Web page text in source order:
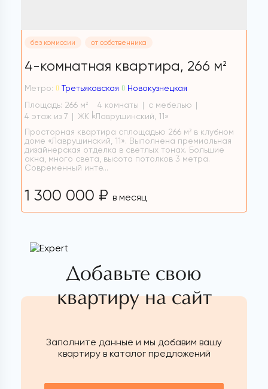
без комиссии от собственника
4-комнатная квартира, 266 м2
Метро: Третьяковская
Новокузнецкая
Площадь: 266 м 2 4 комнаты
с мебелью
4 этаж из 7
ЖК «Лаврушинский, 11»
Просторная квартира сплощадью 266 м² в клубном
доме «Лаврушинский, 11». Выполнена премиальная
дизайнерская отделка в светлых тонах. Большие
окна, много света, высота потолков 3 метра.
Современный инте...
1 300 000 ₽ в месяц
Добавьте свою
квартиру на сайт
Заполните данные и мы добавим вашу
квартиру в каталог предложений